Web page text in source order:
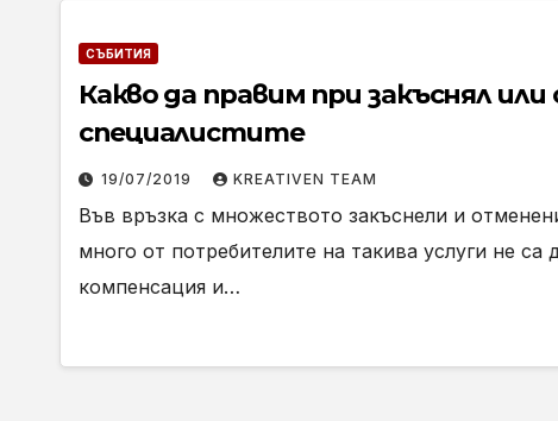
СЪБИТИЯ
Какво да правим при закъснял
специалистите
19/07/2019 KREATIVEN TEAM
Във връзка с множеството закъснели и
много от потребителите на такива услуги не
компенсация и…